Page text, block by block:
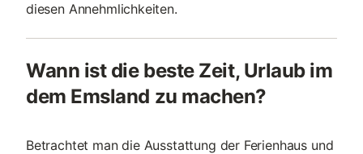
diesen Annehmlichkeiten.
Wann ist die beste Zeit, Urlaub im
dem Emsland zu machen?
Betrachtet man die Ausstattung der Ferienhaus und